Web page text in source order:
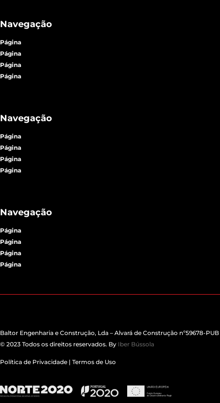
Navegação
Página
Página
Página
Página
Navegação
Página
Página
Página
Página
Navegação
Página
Página
Página
Página
Baltor Engenharia e Construção, Lda – Alvará de Construção nº59678-PUB
© 2023 Todos os direitos reservados. By Iber Bússola
Política de Privacidade | Termos de Uso